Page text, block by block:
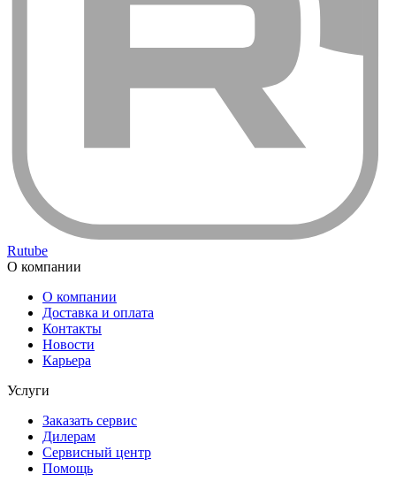
Rutube
О компании
О компании
Доставка и оплата
Контакты
Новости
Карьера
Услуги
Заказать сервис
Дилерам
Сервисный центр
Помощь